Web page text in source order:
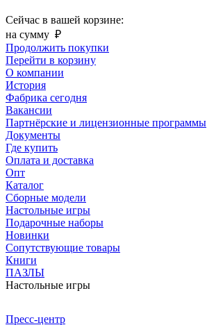
Сейчас в вашей корзине:
на сумму ₽
Продолжить покупки
Перейти в корзину
О компании
История
Фабрика сегодня
Вакансии
Партнёрские и лицензионные программы
Документы
Где купить
Оплата и доставка
Опт
Каталог
Сборные модели
Настольные игры
Подарочные наборы
Новинки
Сопутствующие товары
Книги
ПАЗЛЫ
Настольные игры
Пресс-центр